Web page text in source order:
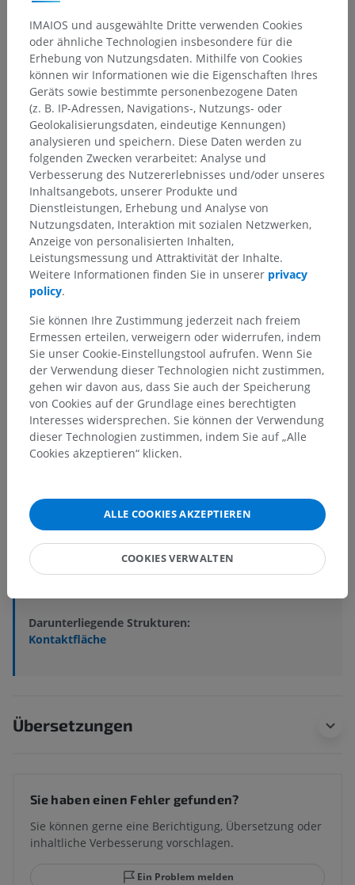
Anatomische Hierarchie
Anatomie des Menschen 1
Systematische Anatomie> Verdauungsapparat>
Darunterliegende Strukturen:
Kontaktfläche
Übersetzungen
Sie haben einen Fehler gefunden?
Sie können gerne eine Berichtigung, Übersetzung oder
inhaltliche Verbesserung vorschlagen.
Ein Problem melden
IMAIOS und ausgewählte Dritte verwenden Cookies
oder ähnliche Technologien insbesondere für die
Erhebung von Nutzungsdaten. Mithilfe von Cookies
können wir Informationen wie die Eigenschaften Ihres
Geräts sowie bestimmte personenbezogene Daten
(z. B. IP-Adressen, Navigations-, Nutzungs- oder
Geolokalisierungsdaten, eindeutige Kennungen)
analysieren und speichern. Diese Daten werden zu
folgenden Zwecken verarbeitet: Analyse und
Verbesserung des Nutzererlebnisses und/oder unseres
Inhaltsangebots, unserer Produkte und
Dienstleistungen, Erhebung und Analyse von
Nutzungsdaten, Interaktion mit sozialen Netzwerken,
Anzeige von personalisierten Inhalten,
Leistungsmessung und Attraktivität der Inhalte.
Weitere Informationen finden Sie in unserer privacy
policy.
Sie können Ihre Zustimmung jederzeit nach freiem
Ermessen erteilen, verweigern oder widerrufen, indem
Sie unser Cookie-Einstellungstool aufrufen. Wenn Sie
der Verwendung dieser Technologien nicht zustimmen,
gehen wir davon aus, dass Sie auch der Speicherung
von Cookies auf der Grundlage eines berechtigten
Interesses widersprechen. Sie können der Verwendung
dieser Technologien zustimmen, indem Sie auf „Alle
Cookies akzeptieren“ klicken.
ALLE COOKIES AKZEPTIEREN
COOKIES VERWALTEN